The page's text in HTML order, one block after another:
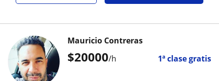
$20000/h 1ª clase gratis
Mauricio Contreras